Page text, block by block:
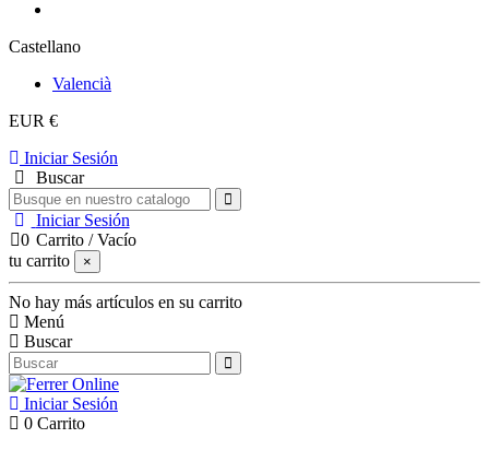
Castellano
Valencià
EUR €
Iniciar Sesión
Buscar
Iniciar Sesión
0 Carrito /Vacío
tu carrito
×
No hay más artículos en su carrito
Menú
Buscar
Iniciar Sesión
0 Carrito